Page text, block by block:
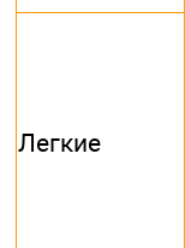
Легкие